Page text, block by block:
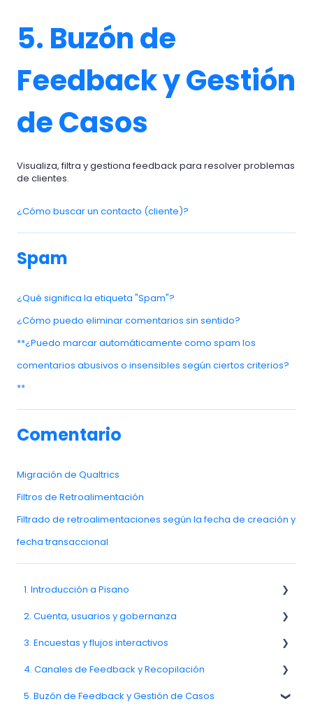
5. Buzón de
Feedback y Gestión
de Casos
Visualiza, filtra y gestiona feedback para resolver problemas
de clientes.
¿Cómo buscar un contacto (cliente)?
Spam
¿Qué significa la etiqueta "Spam"?
¿Cómo puedo eliminar comentarios sin sentido?
**¿Puedo marcar automáticamente como spam los
comentarios abusivos o insensibles según ciertos criterios?
**
Comentario
Migración de Qualtrics
Filtros de Retroalimentación
Filtrado de retroalimentaciones según la fecha de creación y
fecha transaccional
1. Introducción a Pisano
1.1. Visión general de la plataforma Pisano
1.3. Navegación y espacio de trabajo
2. Cuenta, usuarios y gobernanza
Equipos, unidades y organización
2.6. Notificaciones y preferencias del usuario
3. Encuestas y flujos interactivos
3.1. Aspectos básicos de las encuestas
3.2. Creación y gestión de encuestas
4. Canales de Feedback y Recopilación
4.11. Entrega y rendimiento de canales
5. Buzón de Feedback y Gestión de Casos